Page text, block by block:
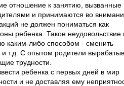
отношение к занятию, вызванные
и принимаются во
не должен пониматься как
ребенка. Такое неудовольствие
каким-либо способом - сменить
т.д. С опытом родители
трудности.
ребенка с первых дней в мир
и не доставляя ему